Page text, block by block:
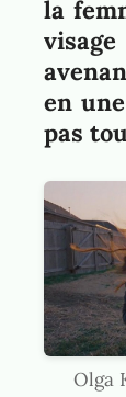
la
en
pas
Olga